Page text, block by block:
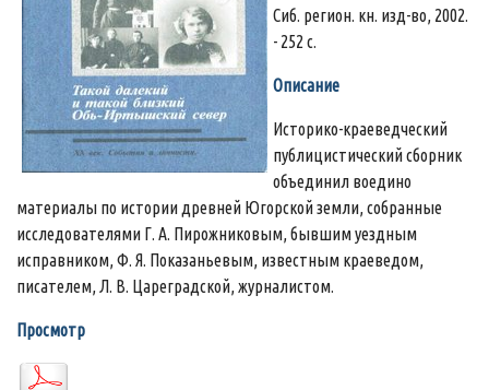
Сиб. регион. кн. изд-во, 2002.
- 252 с.
Описание
Историко-краеведческий
публицистический сборник
объединил воедино
материалы по истории древней Югорской земли, собранные
исследователями Г. А. Пирожниковым, бывшим уездным
исправником, Ф. Я. Показаньевым, известным краеведом,
писателем, Л. В. Цареградской, журналистом.
Просмотр